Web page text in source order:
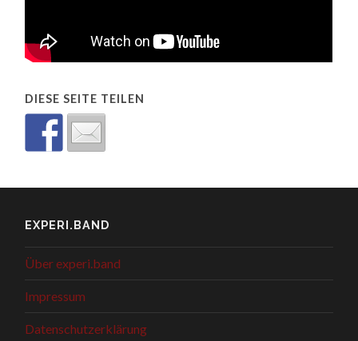
DIESE SEITE TEILEN
EXPERI.BAND
Über experi.band
Impressum
Datenschutzerklärung